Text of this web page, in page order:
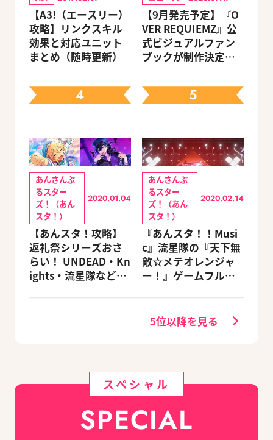
【A3!（エースリー）
攻略】リンクスキル
効果と対応ユニット
まとめ（随時更新）
【9月発売予定】『O
VER REQUIEMZ』公
式ビジュアルファン
ブックが制作決定！
る豪華グッズ付き限
定セットも同時発売
4
あんさんぶ
るスター
ズ！（あん
スタ！）
2020.01.04
【あんスタ！攻略】
返礼祭シリーズおさ
らい！ UNDEAD・Kn
ights・流星隊など、
5
あんさんぶ
るスター
ズ！（あん
スタ！）
2020.02.14
『あんスタ！！Musi
c』流星隊の『天下無
敵☆メテオレンジャ
ー！』ゲームフルサ
5位以降を見る
スペシャル
SPECIAL